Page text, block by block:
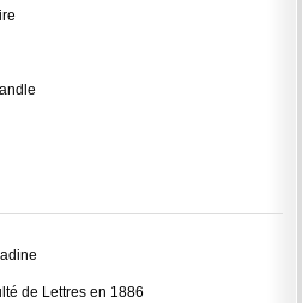
de Lettres en 1886